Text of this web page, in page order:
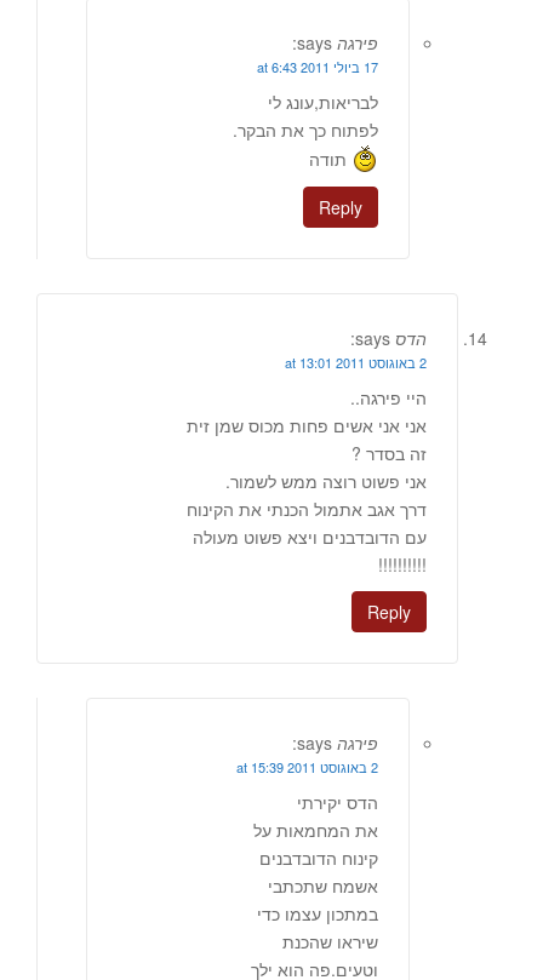
פירגה says:
17 ביולי 2011 at 6:43
לבריאות,עונג לי
לפתוח כך את הבקר.
תודה
Reply
הדס says:
2 באוגוסט 2011 at 13:01
היי פירגה..
אני אני אשים פחות מכוס שמן זית
זה בסדר ?
אני פשוט רוצה ממש לשמור.
דרך אגב אתמול הכנתי את הקינוח
עם הדובדבנים ויצא פשוט מעולה
!!!!!!!!!!
Reply
פירגה says:
2 באוגוסט 2011 at 15:39
הדס יקירתי
את המחמאות על
קינוח הדובדבנים
אשמח שתכתבי
במתכון עצמו כדי
שיראו שהכנת
וטעים.פה הוא ילך